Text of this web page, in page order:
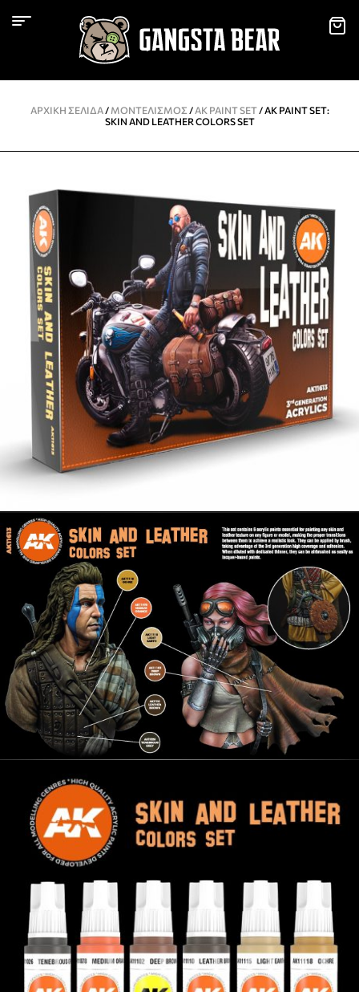
ΑΡΧΙΚΉ ΣΕΛΊΔΑ/ ΜΟΝΤΕΛΙΣΜΌΣ / AK PAINT SET/ AK PAINT SET:
SKIN AND LEATHER COLORS SET